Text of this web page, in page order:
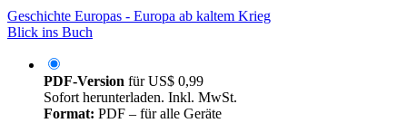
Geschichte Europas - Europa ab kaltem Krieg
Blick ins Buch
PDF-Version fürUS$ 0,99
Sofort herunterladen. Inkl. MwSt.
Format: PDF – für alle Geräte